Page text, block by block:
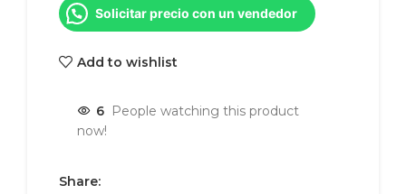
Solicitar precio con un vendedor
Add to wishlist
6
People watching this product
now!
Share: